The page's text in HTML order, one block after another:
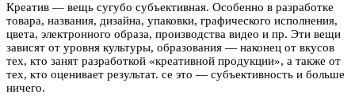
Креатив — вещь сугубо субъективная. Особенно в разработке
товара, названия, дизайна, упаковки, графического исполнения,
цвета, электронного образа, производства видео и пр. Эти вещи
зависят от уровня культуры, образования — наконец от вкусов
тех, кто занят разработкой «креативной продукции», а также от
тех, кто оценивает результат. се это — субъективность и больше
ничего.